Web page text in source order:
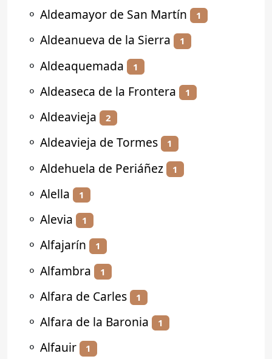
⚬ Aldeamayor de San Martín 1
⚬ Aldeanueva de la Sierra 1
⚬ Aldeaquemada 1
⚬ Aldeaseca de la Frontera 1
⚬ Aldeavieja 2
⚬ Aldeavieja de Tormes 1
⚬ Aldehuela de Periáñez 1
⚬ Alella 1
⚬ Alevia 1
⚬ Alfajarín 1
⚬ Alfambra 1
⚬ Alfara de Carles 1
⚬ Alfara de la Baronia 1
⚬ Alfauir 1